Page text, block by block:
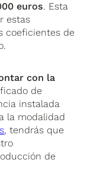
euros. Esta
estas
coeficientes de
con la
de
instalada
la modalidad
, tendrás que
de